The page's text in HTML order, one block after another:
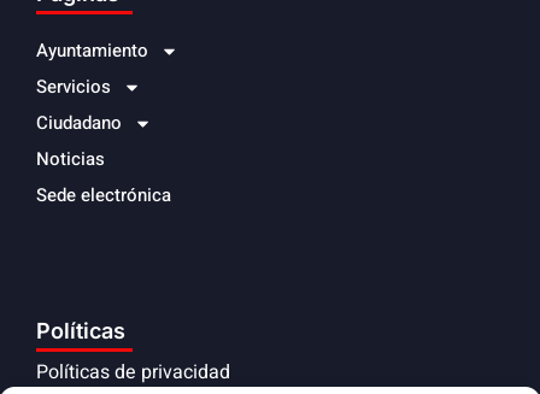
Ayuntamiento
Servicios
Ciudadano
Noticias
Sede electrónica
Políticas
Políticas de privacidad